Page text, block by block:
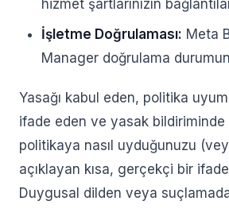
hizmet şartlarınızın
İşletme Doğrulaması: Meta
Manager doğrulama
Yasağı kabul eden, politika
ifade eden ve yasak
politikaya nasıl uyduğunuzu
açıklayan kısa, gerçekçi bir ifade
Duygusal dilden veya